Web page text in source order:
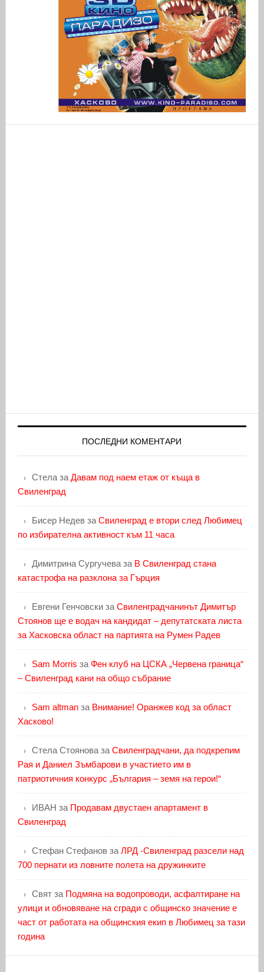
ПОСЛЕДНИ КОМЕНТАРИ
Стелаза Давам под наем етаж от къща в
Свиленград
Бисер Недевза Свиленград е втори след Любимец
по избирателна активност към 11 часа
Димитрина Сургучеваза В Свиленград стана
катастрофа на разклона за Гърция
Евгени Генчовскиза Свиленградчанинът Димитър
Стоянов ще е водач на кандидат – депутатската листа
за Хасковска област на партията на Румен Радев
Sam Morris за Фен клуб на ЦСКА „Червена граница“
– Свиленград кани на общо събрание
Sam altmanза Внимание! Оранжев код за област
Хасково!
Стела Стояноваза Свиленградчани, да подкрепим
Рая и Даниел Зъмбарови в участието им в
патриотичния конкурс „България – земя на герои!“
ИВАН за Продавам двустаен апартамент в
Свиленград
Стефан Стефановза ЛРД -Свиленград разсели над
700 пернати из ловните полета на дружинките
Святза Подмяна на водопроводи, асфалтиране на
улици и обновяване на сгради с общинско значение е
част от работата на общинския екип в Любимец за тази
година